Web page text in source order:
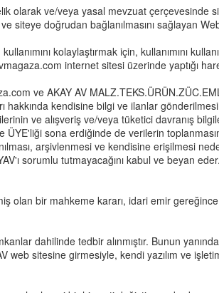
ve/veya yasal mevzuat çerçevesinde
doğrudan bağlanılmasını sağlayan
kolaylaştırmak için, kullanımını
internet sitesi üzerinde yaptığı
ve AKAY AV
kendisine bilgi ve ilanlar
ve alışveriş ve/veya tüketici davranış
sona erdiğinde de verilerin
arşivlenmesi ve kendisine erişilmesi
sorumlu tutmayacağını kabul ve beyan
bir mahkeme kararı, idari emir gereğince
dahilinde tedbir alınmıştır. Bunun
sitesine girmesiyle, kendi yazılım ve